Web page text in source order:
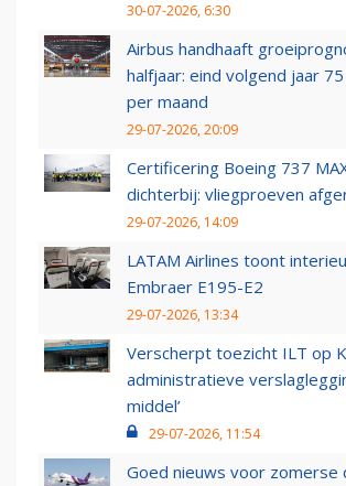
30-07-2026, 6:30
Airbus handhaaft
halfjaar: eind volgend jaar 75
per maand
29-07-2026, 20:09
Certificering Boeing 737
dichterbij: vliegproeven
29-07-2026, 14:09
LATAM Airlines toont
Embraer E195-E2
29-07-2026, 13:34
Verscherpt toezicht ILT op
administratieve
middel’
29-07-2026, 11:54
Goed nieuws voor zomerse